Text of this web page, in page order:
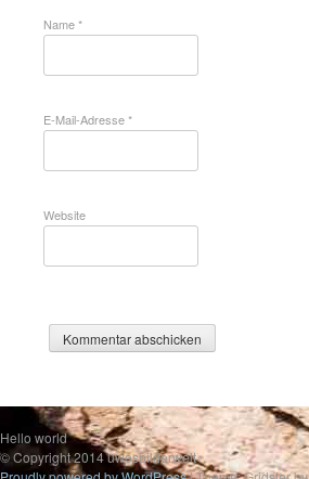
Name*
E-Mail-Adresse*
Website
Hello world
© Copyright 2014 uwesbilderwelt